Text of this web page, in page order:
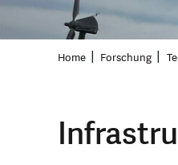
Home Forschung